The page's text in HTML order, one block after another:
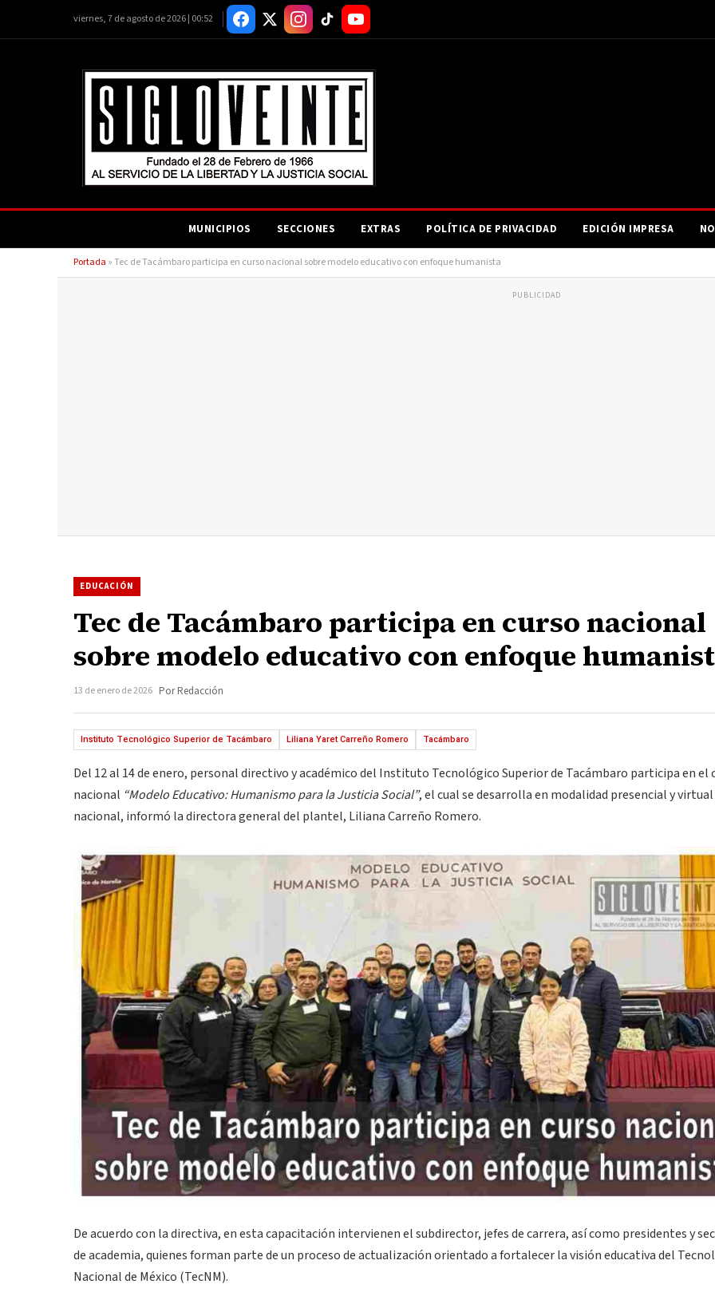
viernes, 7 de agosto de 2026 | 00:52
MUNICIPIOS SECCIONES EXTRAS POLÍTICA DE PRIVACIDAD EDICIÓN IMPRESA
Portada »Tec de Tacámbaro participa en curso nacional sobre modelo educativo con enfoque humanista
PUBLICIDAD
EDUCACIÓN
Tec de Tacámbaro participa en curso nacional
sobre modelo educativo con enfoque
13 de enero de 2026 Por Redacción
Instituto Tecnológico Superior de Tacámbaro Liliana Yaret Carreño Romero Tacámbaro
Del 12 al 14 de enero, personal directivo y académico del Instituto Tecnológico Superior de Tacámbaro participa en el
nacional “Modelo Educativo: Humanismo para la Justicia Social”, el cual se desarrolla en modalidad presencial y
nacional, informó la directora general del plantel, Liliana Carreño Romero.
De acuerdo con la directiva, en esta capacitación intervienen el subdirector, jefes de carrera, así como presidentes y
de academia, quienes forman parte de un proceso de actualización orientado a fortalecer la visión educativa del
Nacional de México (TecNM).